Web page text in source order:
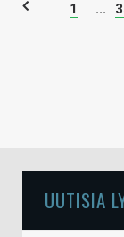
1 ...
UUTISIA